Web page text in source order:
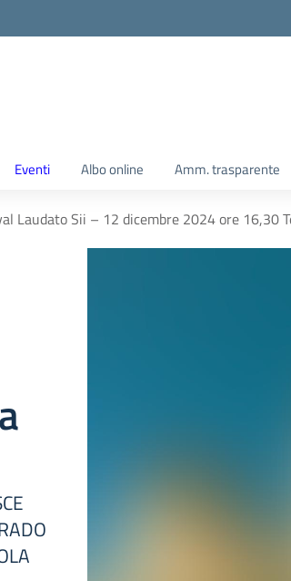
Eventi Albo online Amm. trasparente
Laudato Sii – 12 dicembre 2024 ore 16,30